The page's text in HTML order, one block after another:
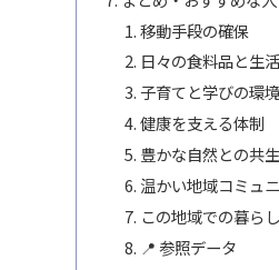
移動手段の確保
日々の食料品と生
子育てと学びの環境
健康を支える体制
豊かな自然との共生
温かい地域コミュ
この地域での暮ら
📍 参照データ